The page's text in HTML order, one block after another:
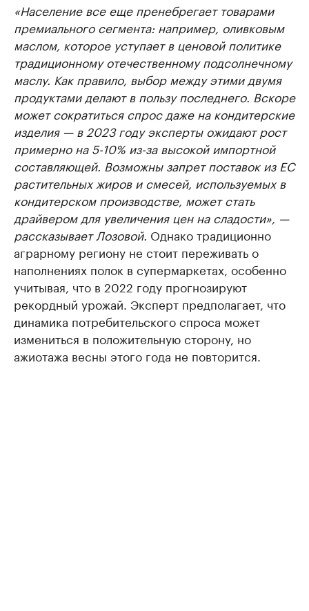
«Население все еще пренебрегает товарами
премиального сегмента: например, оливковым
маслом, которое уступает в ценовой политике
традиционному отечественному подсолнечному
маслу. Как правило, выбор между этими двумя
продуктами делают в пользу последнего. Вскоре
может сократиться спрос даже на кондитерские
изделия — в 2023 году эксперты ожидают рост
примерно на 5-10% из-за высокой импортной
составляющей. Возможны запрет поставок из ЕС
растительных жиров и смесей, используемых в
кондитерском производстве, может стать
драйвером для увеличения цен на сладости», —
рассказывает Лозовой. Однако традиционно
аграрному региону не стоит переживать о
наполнениях полок в супермаркетах, особенно
учитывая, что в 2022 году прогнозируют
рекордный урожай. Эксперт предполагает, что
динамика потребительского спроса может
измениться в положительную сторону, но
ажиотажа весны этого года не повторится.